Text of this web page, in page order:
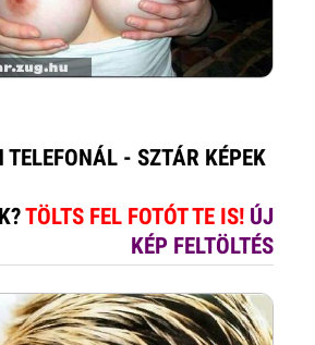
TELEFONÁL - SZTÁR KÉPEK
TÖLTS FEL FOTÓT TE IS! ÚJ
KÉP FELTÖLTÉS